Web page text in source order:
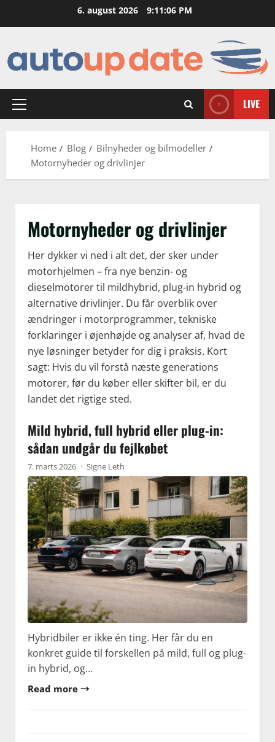
6. august 2026 9:11:06 PM
Primary
LIVE
Home Blog
Bilnyheder og bilmodeller
Motornyheder og drivlinjer
Motornyheder og drivlinjer
Her dykker vi ned i alt det, der sker under
motorhjelmen – fra nye benzin- og
dieselmotorer til mildhybrid, plug-in hybrid og
alternative drivlinjer. Du får overblik over
ændringer i motorprogrammer, tekniske
forklaringer i øjenhøjde og analyser af, hvad de
nye løsninger betyder for dig i praksis. Kort
sagt: Hvis du vil forstå næste generations
motorer, før du køber eller skifter bil, er du
landet det rigtige sted.
Mild hybrid, full hybrid eller plug-in:
sådan undgår du fejlkøbet
7. marts 2026 · Signe Leth
Hybridbiler er ikke én ting. Her får du en
konkret guide til forskellen på mild, full og plug-
in hybrid, og…
Read more →